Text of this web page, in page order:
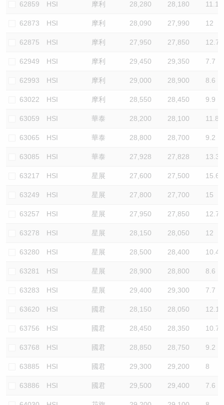
62859 HSI 摩利 28,280 28,180 11.1
62873 HSI 摩利 28,090 27,990 12
62875 HSI 摩利 27,950 27,850 12.7
62949 HSI 摩利 29,450 29,350 7.7
62993 HSI 摩利 29,000 28,900 8.6
63022 HSI 摩利 28,550 28,450 9.9
63059 HSI 華泰 28,200 28,100 11.8
63065 HSI 華泰 28,800 28,700 9.2
63085 HSI 華泰 27,928 27,828 13.3
63217 HSI 星展 27,600 27,500 15.6
63249 HSI 星展 27,800 27,700 15
63257 HSI 星展 27,950 27,850 12.7
63278 HSI 星展 28,150 28,050 12
63280 HSI 星展 28,500 28,400 10.4
63281 HSI 星展 28,900 28,800 8.6
63283 HSI 星展 29,400 29,300 7.7
63620 HSI 國君 28,150 28,050 12.1
63756 HSI 國君 28,450 28,350 10.7
63768 HSI 國君 28,850 28,750 9.2
63885 HSI 國君 29,300 29,200 8
63886 HSI 國君 29,500 29,400 7.6